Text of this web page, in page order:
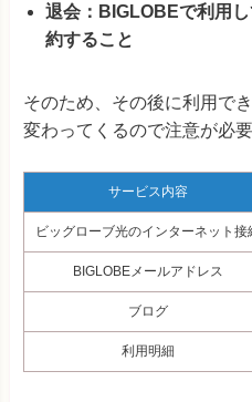
退会：BIGLOBEで利用
約すること
そのため、その後に利用で
変わってくるので注意が必要
サービス内容
ビッグローブ光のインターネット接
BIGLOBEメールアドレス
ブログ
利用明細